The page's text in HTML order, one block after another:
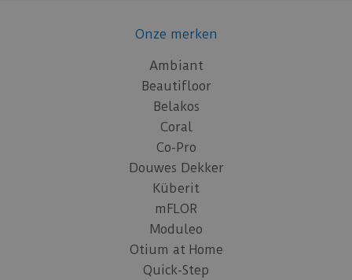
Onze merken
Ambiant
Beautifloor
Belakos
Coral
Co-Pro
Douwes Dekker
Küberit
mFLOR
Moduleo
Otium at Home
Quick-Step